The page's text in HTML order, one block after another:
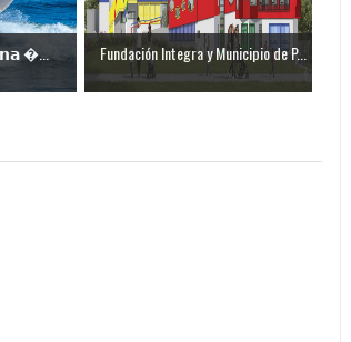
... Fundación Integra y Municipio de P...